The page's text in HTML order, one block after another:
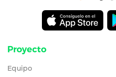
Proyecto
Equipo